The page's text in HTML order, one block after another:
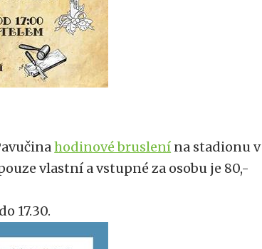
hodinové bruslení na stadionu v
vlastní a vstupné za osobu je 80,-
17.30.